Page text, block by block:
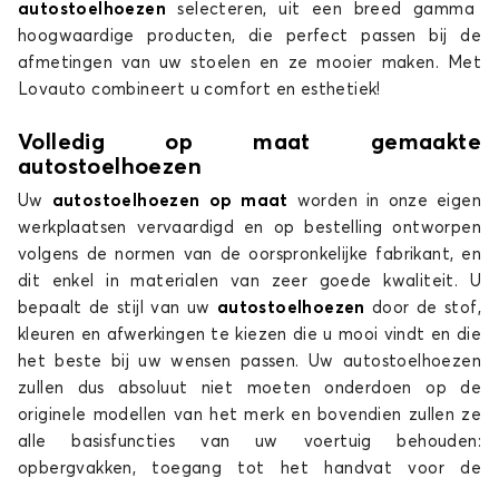
Stoelhoezen voor FIAT BRAVO
Stoelhoezen voor FIAT CROMA
DOBLO
autostoelhoezenselecteren, uit een breed gamma
hoogwaardige producten, die perfect passen bij de
afmetingen van uw stoelen en ze mooier maken. Met
Lovauto combineert u comfort en esthetiek!
Volledig op maat gemaakte
autostoelhoezen
Uw autostoelhoezen op maat worden in onze eigen
werkplaatsen vervaardigd en op bestelling ontworpen
volgens de normen van de oorspronkelijke fabrikant, en
dit enkel in materialen van zeer goede kwaliteit. U
bepaalt de stijl van uw autostoelhoezendoor de stof,
kleuren en afwerkingen te kiezen die u mooi vindt en die
het beste bij uw wensen passen. Uw autostoelhoezen
zullen dus absoluut niet moeten onderdoen op de
originele modellen van het merk en bovendien zullen ze
alle basisfuncties van uw voertuig behouden:
opbergvakken, toegang tot het handvat voor de